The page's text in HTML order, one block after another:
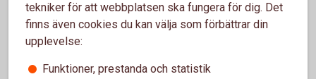
Jag har fått ändrade villkor, vad innebär det?
tekniker för att webbplatsen ska fungera för dig. Det
finns även cookies du kan välja som förbättrar din
upplevelse:
Funktioner, prestanda och statistik